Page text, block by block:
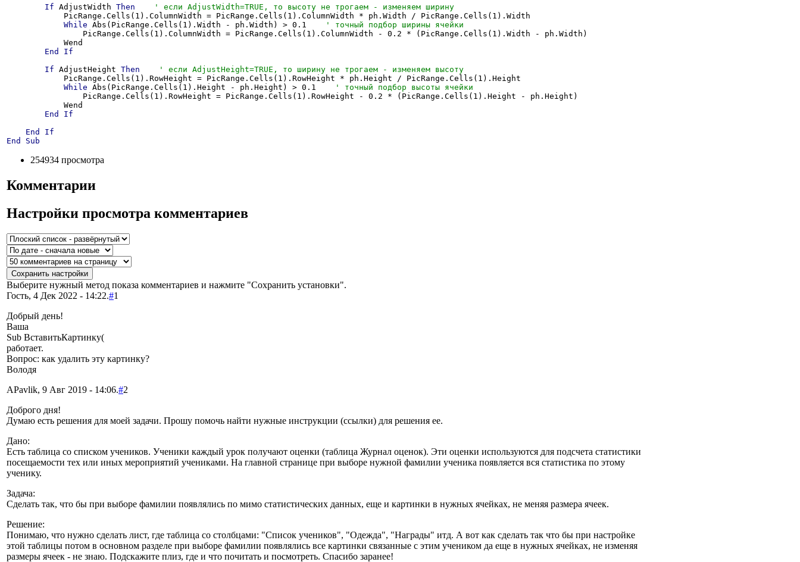
If AdjustWidth Then
            PicRange.Cells(1).ColumnWidth = PicRange.Cells(1).ColumnWidth * ph.Width / PicRange.Cells(1).Width
While Abs(PicRange.Cells(1).Width - ph.Width) > 0.1
                PicRange.Cells(1).ColumnWidth = PicRange.Cells(1).ColumnWidth - 0.2 * (PicRange.Cells(1).Width - ph.Width)
            Wend
End
If
If AdjustHeight Then
            PicRange.Cells(1).RowHeight = PicRange.Cells(1).RowHeight * ph.Height / PicRange.Cells(1).Height
While Abs(PicRange.Cells(1).Height - ph.Height) > 0.1
                PicRange.Cells(1).RowHeight = PicRange.Cells(1).RowHeight - 0.2 * (PicRange.Cells(1).Height - ph.Height)
            Wend
End
If
End
If
End
Sub
254934 просмотра
Комментарии
Настройки просмотра комментариев
Выберите нужный метод показа комментариев и нажмите "Сохранить установки".
Гость, 4 Дек 2022 - 14:22.#1
Добрый день!
Ваша
Sub ВставитьКартинку(
работает.
Вопрос: как удалить эту картинку?
Володя
APavlik, 9 Авг 2019 - 14:06.#2
Доброго дня!
Думаю есть решения для моей задачи. Прошу помочь найти нужные инструкции (ссылки) для решения ее.
Дано:
Есть таблица со списком учеников. Ученики каждый урок получают оценки (таблица Журнал оценок). Эти оценки используются для подсчета статистики
посещаемости тех или иных мероприятий учениками. На главной странице при выборе нужной фамилии ученика появляется вся статистика по этому
ученику.
Задача:
Сделать так, что бы при выборе фамилии появлялись по мимо статистических данных, еще и картинки в нужных ячейках, не меняя размера ячеек.
Решение:
Понимаю, что нужно сделать лист, где таблица со столбцами: "Список учеников", "Одежда", "Награды" итд. А вот как сделать так что бы при настройке
этой таблицы потом в основном разделе при выборе фамилии появлялись все картинки связанные с этим учеником да еще в нужных ячейках, не изменяя
размеры ячеек - не знаю. Подскажите плиз, где и что почитать и посмотреть. Спасибо заранее!